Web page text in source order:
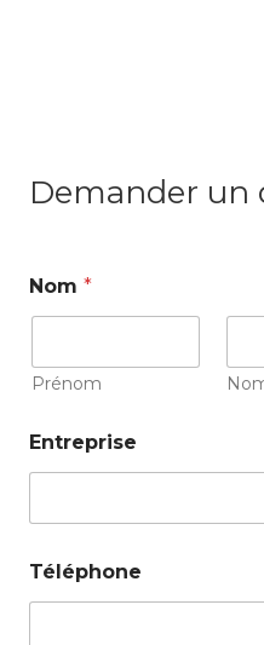
Demander un
Nom *
Prénom
Entreprise
Téléphone